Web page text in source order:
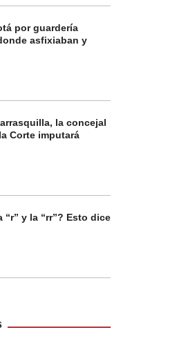
por guardería
asfixiaban y
la concejal
Corte imputará
y la “rr”? Esto dice